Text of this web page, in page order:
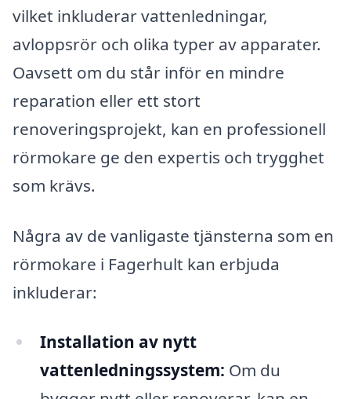
vilket inkluderar vattenledningar,
avloppsrör och olika typer av apparater.
Oavsett om du står inför en mindre
reparation eller ett stort
renoveringsprojekt, kan en professionell
rörmokare ge den expertis och trygghet
som krävs.
Några av de vanligaste tjänsterna som en
rörmokare i Fagerhult kan erbjuda
inkluderar:
Installation av nytt
vattenledningssystem: Om du